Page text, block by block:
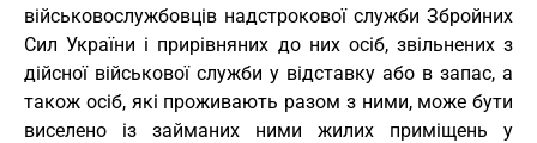
військовослужбовців надстрокової служби Збройних
Сил України і прирівняних до них осіб, звільнених з
дійсної військової служби у відставку або в запас, а
також осіб, які проживають разом з ними, може бути
виселено із займаних ними жилих приміщень у